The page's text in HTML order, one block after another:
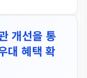
개선을 통
대 혜택 확